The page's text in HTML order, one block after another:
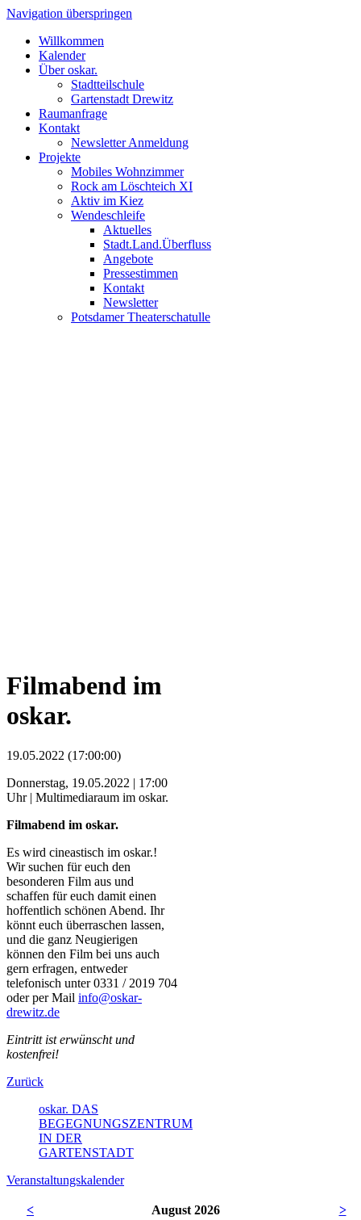
Navigation überspringen
Willkommen
Kalender
Über oskar.
Stadtteilschule
Gartenstadt Drewitz
Raumanfrage
Kontakt
Newsletter Anmeldung
Projekte
Mobiles Wohnzimmer
Rock am Löschteich XI
Aktiv im Kiez
Wendeschleife
Aktuelles
Stadt.Land.Überfluss
Angebote
Pressestimmen
Kontakt
Newsletter
Potsdamer Theaterschatulle
Filmabend im
oskar.
19.05.2022 (17:00:00)
Donnerstag, 19.05.2022 | 17:00
Uhr | Multimediaraum im oskar.
Filmabend im oskar.
Es wird cineastisch im oskar.!
Wir suchen für euch den
besonderen Film aus und
schaffen für euch damit einen
hoffentlich schönen Abend. Ihr
könnt euch überraschen lassen,
und die ganz Neugierigen
können den Film bei uns auch
gern erfragen, entweder
telefonisch unter 0331 / 2019 704
oder per Mail info@oskar-
drewitz.de
Eintritt ist erwünscht und
kostenfrei!
Zurück
oskar. DAS
BEGEGNUNGSZENTRUM
IN DER
GARTENSTADT
Veranstaltungskalender
< August 2026
>